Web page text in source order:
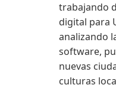
trabajando
digital para
analizando
software,
nuevas
culturas